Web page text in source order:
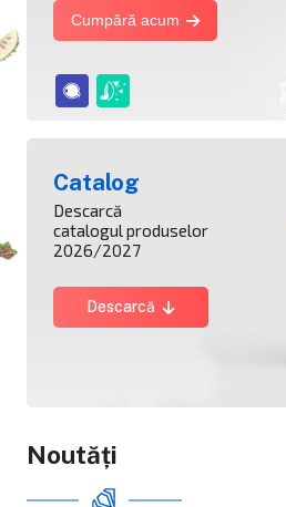
Cumpără acum
Catalog
Descarcă
catalogul produselor
2026/2027
Descarcă
Noutăți